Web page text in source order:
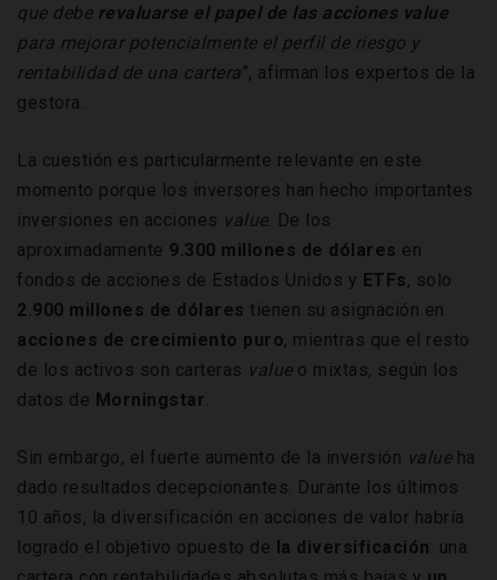
que debe revaluarse el papel de las acciones value
para mejorar potencialmente el perfil de riesgo y
rentabilidad de una cartera”, afirman los expertos de la
gestora.
La cuestión es particularmente relevante en este
momento porque los inversores han hecho importantes
inversiones en acciones value. De los
aproximadamente 9.300 millones de dólares en
fondos de acciones de Estados Unidos y ETFs, solo
2.900 millones de dólares tienen su asignación en
acciones de crecimiento puro, mientras que el resto
de los activos son carteras valueo mixtas, según los
datos de Morningstar.
Sin embargo, el fuerte aumento de la inversión valueha
dado resultados decepcionantes. Durante los últimos
10 años, la diversificación en acciones de valor habría
logrado el objetivo opuesto de la diversificación: una